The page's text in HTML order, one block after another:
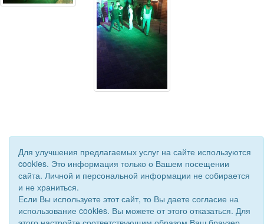
© 2018 - 2026 Подворье . Все права защищены.
Сайт создан при поддержке «Информационная сеть RD
Для улучшения предлагаемых услуг на сайте используются
cookies. Это информация только о Вашем посещении
сайта. Личной и персональной информации не собирается
и не храниться.
Если Вы используете этот сайт, то Вы даете согласие на
использование cookies. Вы можете от этого отказаться. Для